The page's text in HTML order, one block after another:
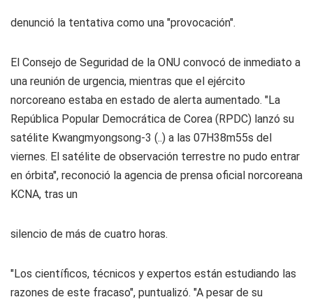
denunció la tentativa como una "provocación".
El Consejo de Seguridad de la ONU convocó de inmediato a
una reunión de urgencia, mientras que el ejército
norcoreano estaba en estado de alerta aumentado. "La
República Popular Democrática de Corea (RPDC) lanzó su
satélite Kwangmyongsong-3 (..) a las 07H38m55s del
viernes. El satélite de observación terrestre no pudo entrar
en órbita", reconoció la agencia de prensa oficial norcoreana
KCNA, tras un
silencio de más de cuatro horas.
"Los científicos, técnicos y expertos están estudiando las
razones de este fracaso", puntualizó. "A pesar de su